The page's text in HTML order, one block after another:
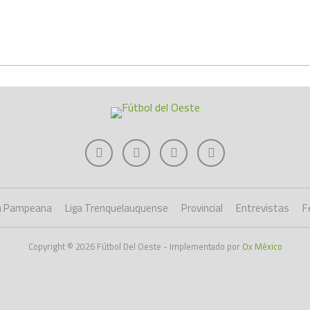
Pampeana Liga Trenquelauquense Provincial Entrevistas
Copyright © 2026 Fútbol Del Oeste - Implementado por Ox México